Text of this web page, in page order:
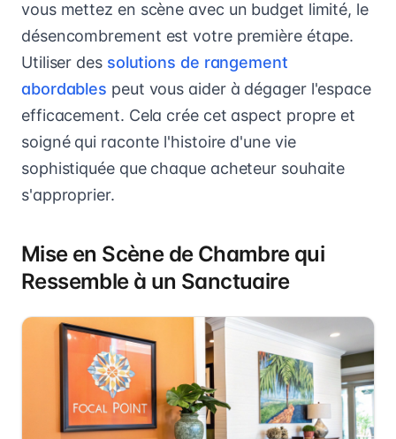
vous mettez en scène avec un budget limité, le
désencombrement est votre première étape.
Utiliser des solutions de rangement
abordables peut vous aider à dégager l'espace
efficacement. Cela crée cet aspect propre et
soigné qui raconte l'histoire d'une vie
sophistiquée que chaque acheteur souhaite
s'approprier.
Mise en Scène de Chambre qui
Ressemble à un Sanctuaire